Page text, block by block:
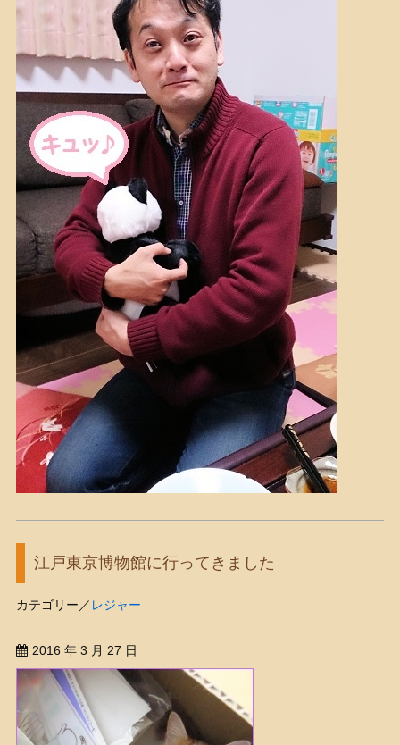
江戸東京博物館に行ってきました
カテゴリー／ レジャー
2016 年 3 月 27 日